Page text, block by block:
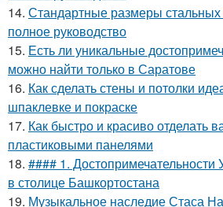
14. Стандартные размеры
полное руководство
15. Есть ли уникальные
можно найти только в Саратове
16. Как сделать стены и потолки
шпаклевке и покраске
17. Как быстро и красиво отделать
пластиковыми панелями
18. #### 1.
в столице Башкортостана
19. Музыкальное наследие Стаса